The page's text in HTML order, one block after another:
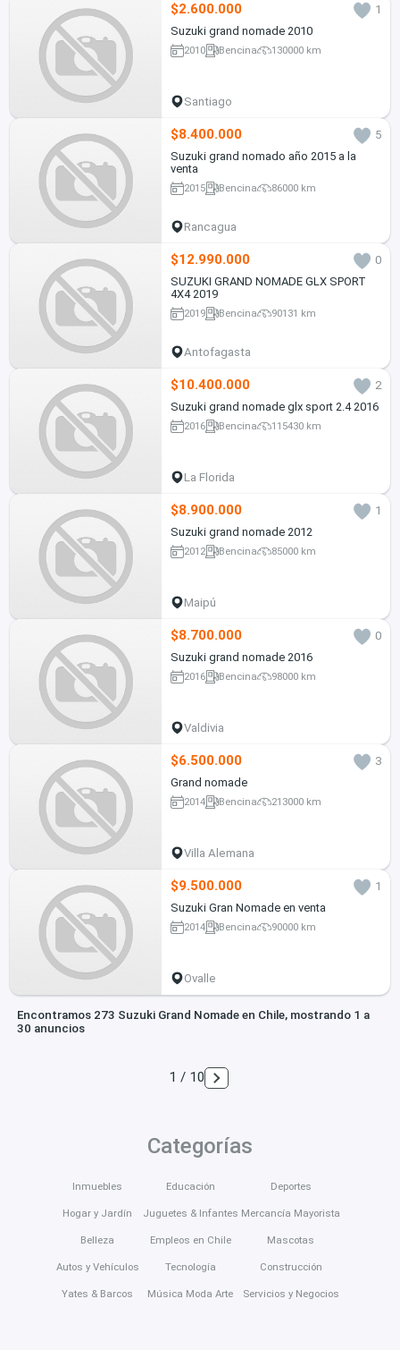
$2.600.000
1
Suzuki grand nomade 2010
2010 Bencina 130000 km
Santiago
$8.400.000
5
Suzuki grand nomado año 2015 a la
venta
2015 Bencina 86000 km
Rancagua
$12.990.000
0
SUZUKI GRAND NOMADE GLX SPORT
4X4 2019
2019 Bencina 90131 km
Antofagasta
$10.400.000
2
Suzuki grand nomade glx sport 2.4 2016
2016 Bencina 115430 km
La Florida
$8.900.000
1
Suzuki grand nomade 2012
2012 Bencina 85000 km
Maipú
$8.700.000
0
Suzuki grand nomade 2016
2016 Bencina 98000 km
Valdivia
$6.500.000
3
Grand nomade
2014 Bencina 213000 km
Villa Alemana
$9.500.000
1
Suzuki Gran Nomade en venta
2014 Bencina 90000 km
Ovalle
Encontramos 273 Suzuki Grand Nomade en Chile, mostrando 1 a
30 anuncios
1 / 10
Categorías
Inmuebles
Hogar y Jardín
Belleza
Autos y Vehículos
Yates & Barcos
Educación
Juguetes & Infantes
Empleos en Chile
Tecnología
Música Moda Arte
Deportes
Mercancía Mayorista
Mascotas
Construcción
Servicios y Negocios